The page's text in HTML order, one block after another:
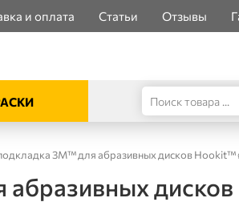
и оплата Статьи Отзывы
3M™ для абразивных дисков
абразивных